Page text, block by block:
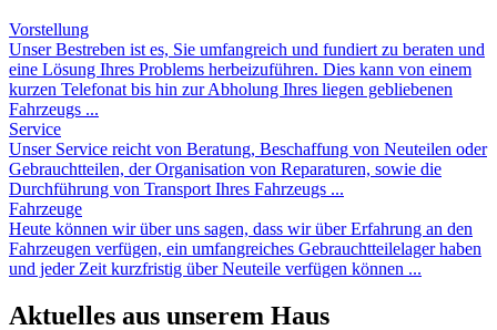
Vorstellung
Unser Bestreben ist es, Sie umfangreich und fundiert zu beraten und
eine Lösung Ihres Problems herbeizuführen. Dies kann von einem
kurzen Telefonat bis hin zur Abholung Ihres liegen gebliebenen
Fahrzeugs ...
Service
Unser Service reicht von Beratung, Beschaffung von Neuteilen oder
Gebrauchtteilen, der Organisation von Reparaturen, sowie die
Durchführung von Transport Ihres Fahrzeugs ...
Fahrzeuge
Heute können wir über uns sagen, dass wir über Erfahrung an den
Fahrzeugen verfügen, ein umfangreiches Gebrauchtteilelager haben
und jeder Zeit kurzfristig über Neuteile verfügen können ...
Aktuelles aus unserem Haus